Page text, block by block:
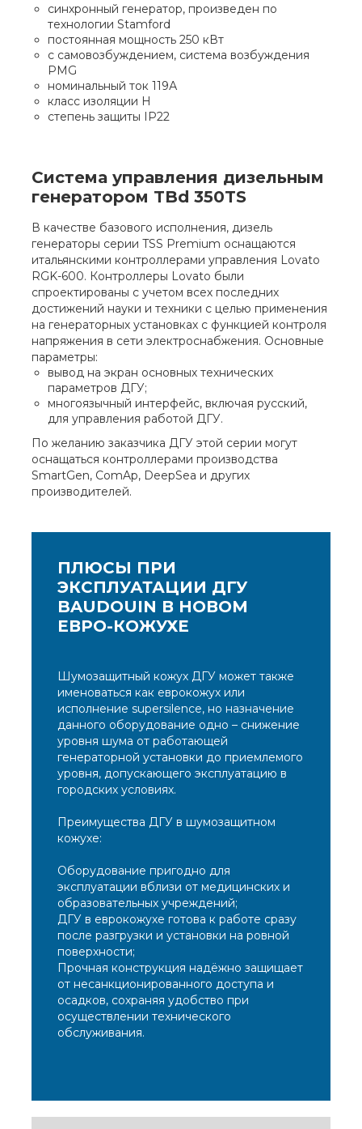
синхронный генератор, произведен по
технологии Stamford
постоянная мощность 250 кВт
с самовозбуждением, система возбуждения
PMG
номинальный ток 119А
класс изоляции H
степень защиты IP22
Система управления дизельным
генератором TBd 350TS
В качестве базового исполнения, дизель
генераторы серии TSS Premium оснащаются
итальянскими контроллерами управления Lovato
RGK-600. Контроллеры Lovato были
спроектированы с учетом всех последних
достижений науки и техники с целью применения
на генераторных установках с функцией контроля
напряжения в сети электроснабжения. Основные
параметры:
вывод на экран основных технических
параметров ДГУ;
многоязычный интерфейс, включая русский,
для управления работой ДГУ.
По желанию заказчика ДГУ этой серии могут
оснащаться контроллерами производства
SmartGen, ComAp, DeepSea и других
производителей.
ПЛЮСЫ ПРИ
ЭКСПЛУАТАЦИИ ДГУ
BAUDOUIN В НОВОМ
ЕВРО-КОЖУХЕ
Шумозащитный кожух ДГУ может также
именоваться как еврокожух или
исполнение supersilence, но назначение
данного оборудование одно – снижение
уровня шума от работающей
генераторной установки до приемлемого
уровня, допускающего эксплуатацию в
городских условиях.
Преимущества ДГУ в шумозащитном
кожухе:
Оборудование пригодно для
эксплуатации вблизи от медицинских и
образовательных учреждений;
ДГУ в еврокожухе готова к работе сразу
после разгрузки и установки на ровной
поверхности;
Прочная конструкция надёжно защищает
от несанкционированного доступа и
осадков, сохраняя удобство при
осуществлении технического
обслуживания.